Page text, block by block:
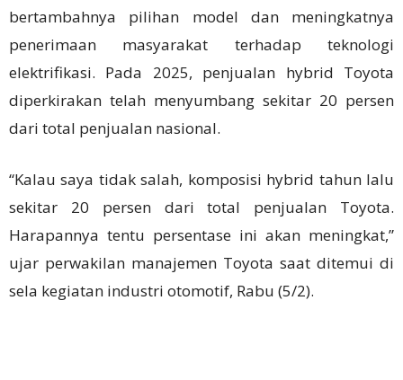
bertambahnya pilihan model dan meningkatnya
penerimaan masyarakat terhadap teknologi
elektrifikasi. Pada 2025, penjualan hybrid Toyota
diperkirakan telah menyumbang sekitar 20 persen
dari total penjualan nasional.
“Kalau saya tidak salah, komposisi hybrid tahun lalu
sekitar 20 persen dari total penjualan Toyota.
Harapannya tentu persentase ini akan meningkat,”
ujar perwakilan manajemen Toyota saat ditemui di
sela kegiatan industri otomotif, Rabu (5/2).